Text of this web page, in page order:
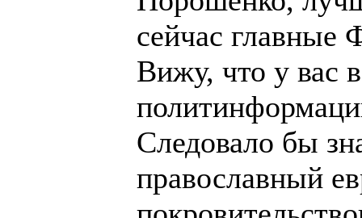
сейчас
Вижу, что у вас
Следовало бы
православный